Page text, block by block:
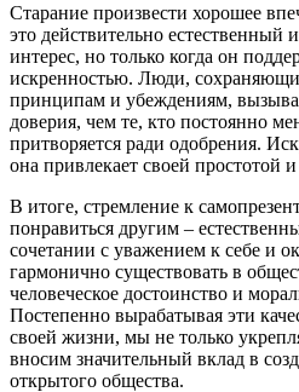
Старание произвести хорошее
это действительно естественный
интерес, но только когда он
искренностью. Люди,
принципам и убеждениям,
доверия, чем те, кто постоянно
притворяется ради одобрения.
она привлекает своей простотой
В итоге, стремление к
понравиться другим –
сочетании с уважением к себе и
гармонично существовать в
человеческое достоинство и
Постепенно вырабатывая эти
своей жизни, мы не только
вносим значительный вклад в
открытого общества.